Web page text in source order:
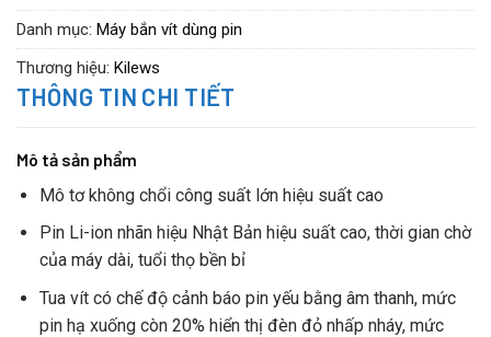
Danh mục: Máy bắn vít dùng pin
Thương hiệu: Kilews
THÔNG TIN CHI TIẾT
Mô tả sản phẩm
Mô tơ không chổi công suất lớn hiệu suất cao
Pin Li-ion nhãn hiệu Nhật Bản hiệu suất cao, thời gian chờ
của máy dài, tuổi thọ bền bỉ
Tua vít có chế độ cảnh báo pin yếu bằng âm thanh, mức
pin hạ xuống còn 20% hiển thị đèn đỏ nhấp nháy, mức